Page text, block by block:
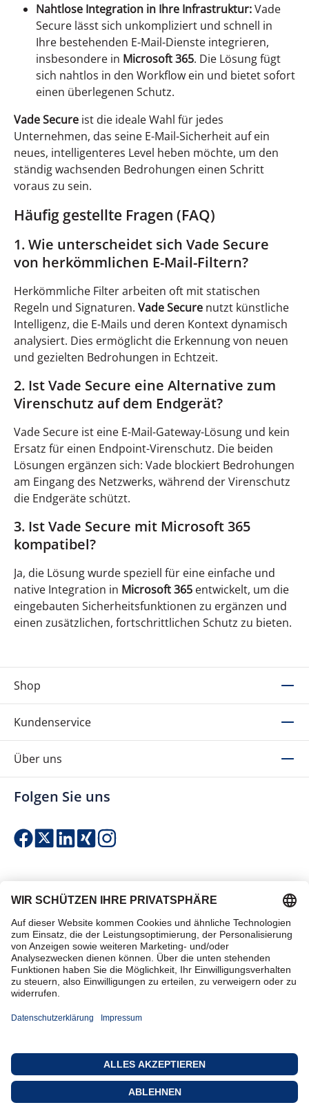
Nahtlose Integration in Ihre Infrastruktur:Vade
Secure lässt sich unkompliziert und schnell in
Ihre bestehenden E-Mail-Dienste integrieren,
insbesondere in Microsoft 365. Die Lösung fügt
sich nahtlos in den Workflow ein und bietet sofort
einen überlegenen Schutz.
Vade Secure ist die ideale Wahl für jedes
Unternehmen, das seine E-Mail-Sicherheit auf ein
neues, intelligenteres Level heben möchte, um den
ständig wachsenden Bedrohungen einen Schritt
voraus zu sein.
Häufig gestellte Fragen (FAQ)
1. Wie unterscheidet sich Vade Secure
von herkömmlichen E-Mail-Filtern?
Herkömmliche Filter arbeiten oft mit statischen
Regeln und Signaturen. Vade Secure nutzt künstliche
Intelligenz, die E-Mails und deren Kontext dynamisch
analysiert. Dies ermöglicht die Erkennung von neuen
und gezielten Bedrohungen in Echtzeit.
2. Ist Vade Secure eine Alternative zum
Virenschutz auf dem Endgerät?
Vade Secure ist eine E-Mail-Gateway-Lösung und kein
Ersatz für einen Endpoint-Virenschutz. Die beiden
Lösungen ergänzen sich: Vade blockiert Bedrohungen
am Eingang des Netzwerks, während der Virenschutz
die Endgeräte schützt.
3. Ist Vade Secure mit Microsoft 365
kompatibel?
Ja, die Lösung wurde speziell für eine einfache und
native Integration in Microsoft 365 entwickelt, um die
eingebauten Sicherheitsfunktionen zu ergänzen und
einen zusätzlichen, fortschrittlichen Schutz zu bieten.
Shop
Kundenservice
Über uns
Folgen Sie uns
Einfach & sicher bezahlen
Zertifiziert einkaufen